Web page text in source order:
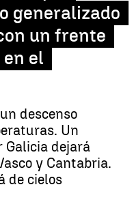
generalizado
un frente
el
descenso
Un
Galicia dejará
y Cantabria.
de cielos